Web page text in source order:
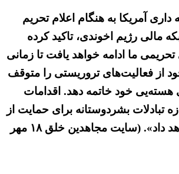
داری آمریکا به هنگام اعلام تحریم
مالی رژیم اخوندی، تاکید کرده
ما ادامه خواهد یافت تا زمانی
از فعالیت‌های تروریستی را متوقف
هسته‌یی خود خاتمه دهد. اقدامات
تبادلات بشردوستانه برای حمایت از
مردم ایران را خواهد داد». (سایت مجاهدین خلق ۱۸ مهر